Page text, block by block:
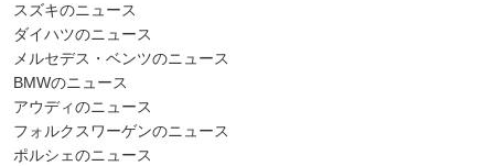
スズキのニュース
ダイハツのニュース
メルセデス・ベンツのニュース
BMWのニュース
アウディのニュース
フォルクスワーゲンのニュース
ポルシェのニュース